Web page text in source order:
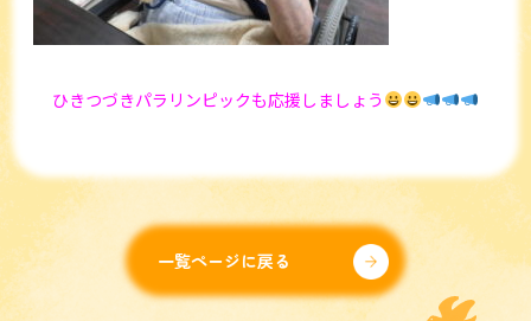
ひきつづきパラリンピックも応援しましょう
一覧ページに戻る